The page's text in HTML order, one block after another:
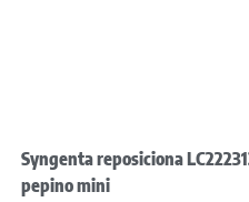
Syngenta reposiciona
pepino mini